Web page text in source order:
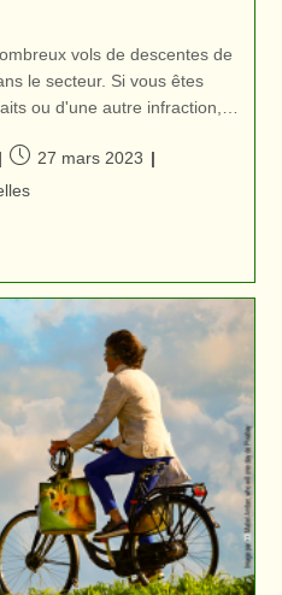
vols de descentes de
le secteur. Si vous êtes
ou d'une autre infraction,…
Publication
publiée :
27 mars 2023